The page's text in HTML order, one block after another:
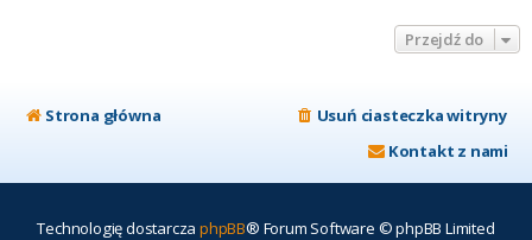
Przejdź do
Strona główna
Usuń ciasteczka witryny
Kontakt z nami
Technologię dostarcza phpBB® Forum Software © phpBB Limited